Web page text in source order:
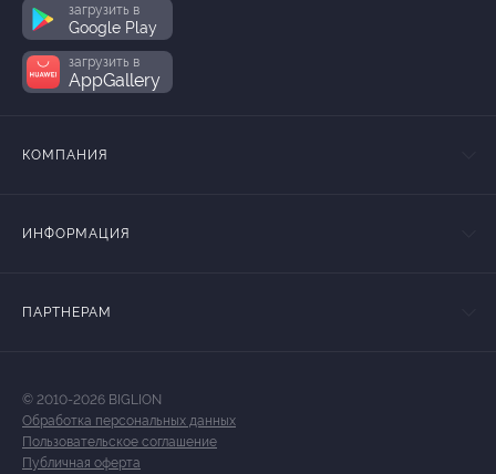
загрузить в
Google Play
загрузить в
AppGallery
КОМПАНИЯ
ИНФОРМАЦИЯ
ПАРТНЕРАМ
© 2010-2026 BIGLION
Обработка персональных данных
Пользовательское соглашение
Публичная оферта